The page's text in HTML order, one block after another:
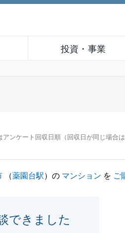
投資・事業
アンケート回収日順（回収日が同じ場合は
（薬園台駅）の マンション を ご
できました